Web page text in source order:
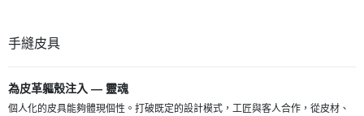
手縫皮具
為皮革軀殼注入 — 靈魂
個人化的皮具能夠體現個性。打破既定的設計模式，工匠與客人合作，從皮材、